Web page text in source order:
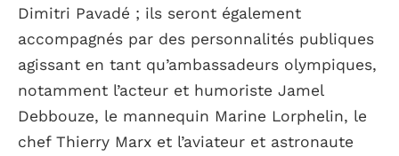
Dimitri Pavadé ; ils seront également
accompagnés par des personnalités publiques
agissant en tant qu’ambassadeurs olympiques,
notamment l’acteur et humoriste Jamel
Debbouze, le mannequin Marine Lorphelin, le
chef Thierry Marx et l’aviateur et astronaute